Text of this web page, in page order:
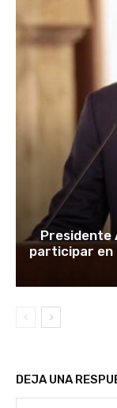
Presidente
participar en
DEJA UNA